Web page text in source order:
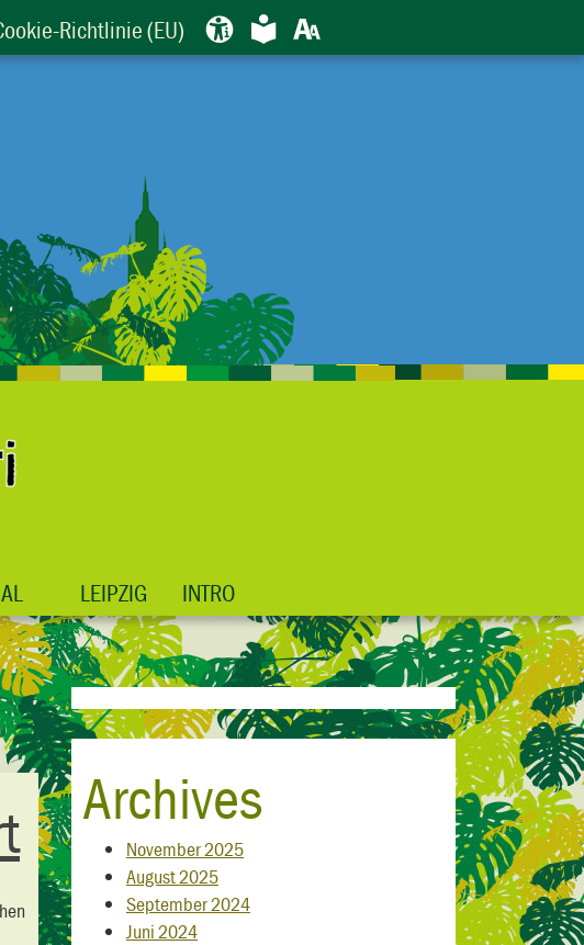
Richtlinie (EU) Erklärung zur Barrierefreiheit
Leichte Sprache
LEIPZIG INTRO
Archives
November 2025
August 2025
September 2024
Juni 2024